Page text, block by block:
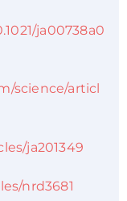
ja00738a0
science/articl
ja201349
nrd3681